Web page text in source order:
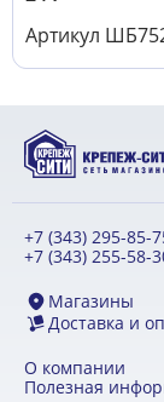
Артикул
+7 (343) 295-85-
+7 (343) 255-58-
Магазины
Доставка и
О компании
Полезная